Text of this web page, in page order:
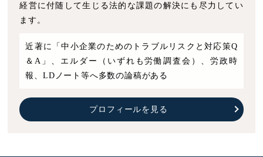
経営に付随して生じる法的な課題の解決にも尽力してい
ます。
近著に「中小企業のためのトラブルリスクと対応策Q
＆A」、エルダー（いずれも労働調査会）、労政時
報、LDノート等へ多数の論稿がある
プロフィールを見る